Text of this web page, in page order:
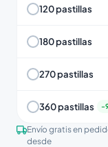
120 pastillas
180 pastillas
270 pastillas
360 pastillas
Envío gratis en
desde